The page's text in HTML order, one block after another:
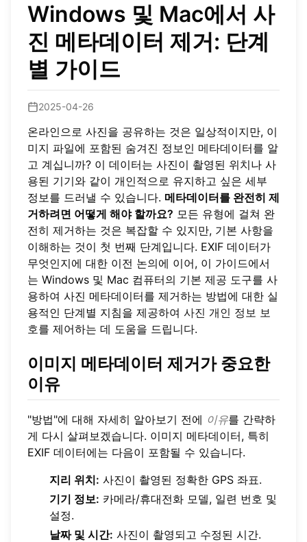
Windows 및 Mac에서 사
진 메타데이터 제거: 단계
별 가이드
2025-04-26
온라인으로 사진을 공유하는 것은 일상적이지만, 이
미지 파일에 포함된 숨겨진 정보인 메타데이터를 알
고 계십니까? 이 데이터는 사진이 촬영된 위치나 사
용된 기기와 같이 개인적으로 유지하고 싶은 세부
정보를 드러낼 수 있습니다. 메타데이터를 완전히 제
거하려면 어떻게 해야 할까요? 모든 유형에 걸쳐 완
전히 제거하는 것은 복잡할 수 있지만, 기본 사항을
이해하는 것이 첫 번째 단계입니다. EXIF 데이터가
무엇인지에 대한 이전 논의에 이어, 이 가이드에서
는 Windows 및 Mac 컴퓨터의 기본 제공 도구를 사
용하여 사진 메타데이터를 제거하는 방법에 대한 실
용적인 단계별 지침을 제공하여 사진 개인 정보 보
호를 제어하는 데 도움을 드립니다.
이미지 메타데이터 제거가 중요한
이유
"방법"에 대해 자세히 알아보기 전에 이유를 간략하
게 다시 살펴보겠습니다. 이미지 메타데이터, 특히
EXIF 데이터에는 다음이 포함될 수 있습니다.
지리 위치: 사진이 촬영된 정확한 GPS 좌표.
기기 정보: 카메라/휴대전화 모델, 일련 번호 및
설정.
날짜 및 시간: 사진이 촬영되고 수정된 시간.